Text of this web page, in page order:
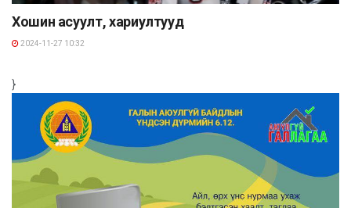
Хошин асуулт, хариултууд
2024-11-27 10:32
}